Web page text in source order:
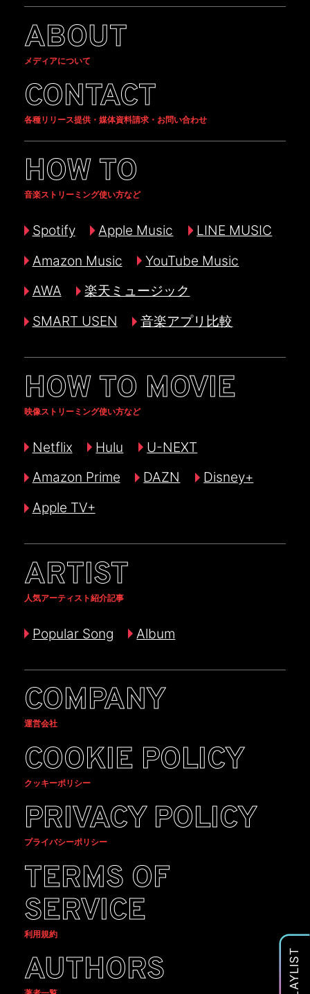
PLAYLIST
ABOUT
メディアについて
CONTACT
各種リリース提供・媒体資料請求・お問い合わせ
HOW TO
音楽ストリーミング使い方など
Spotify Apple Music
LINE MUSIC
Amazon Music
YouTube Music
AWA
楽天ミュージック
SMART USEN
音楽アプリ比較
HOW TO MOVIE
映像ストリーミング使い方など
Netflix Hulu
U-NEXT
Amazon Prime
DAZN
Disney+
Apple TV+
ARTIST
人気アーティスト紹介記事
Popular Song Album
COMPANY
運営会社
COOKIE POLICY
クッキーポリシー
PRIVACY POLICY
プライバシーポリシー
TERMS OF
SERVICE
利用規約
AUTHORS